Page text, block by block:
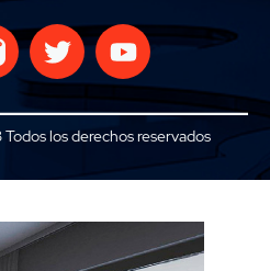
los derechos reservados